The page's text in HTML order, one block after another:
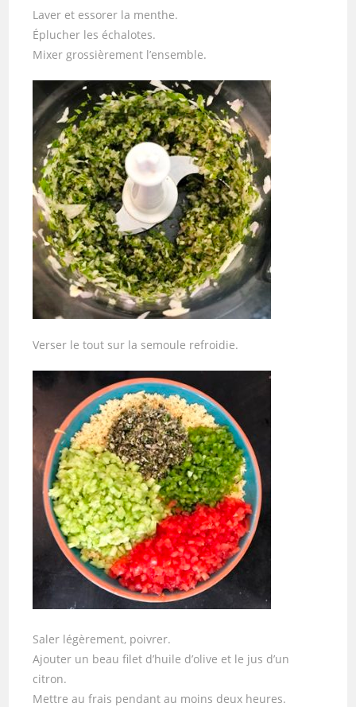
Laver et essorer la menthe.
Éplucher les échalotes.
Mixer grossièrement l’ensemble.
Verser le tout sur la semoule refroidie.
Saler légèrement, poivrer.
Ajouter un beau filet d’huile d’olive et le jus d’un
citron.
Mettre au frais pendant au moins deux heures.